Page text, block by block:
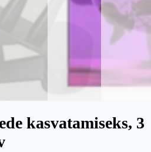
kasvatamiseks, 3